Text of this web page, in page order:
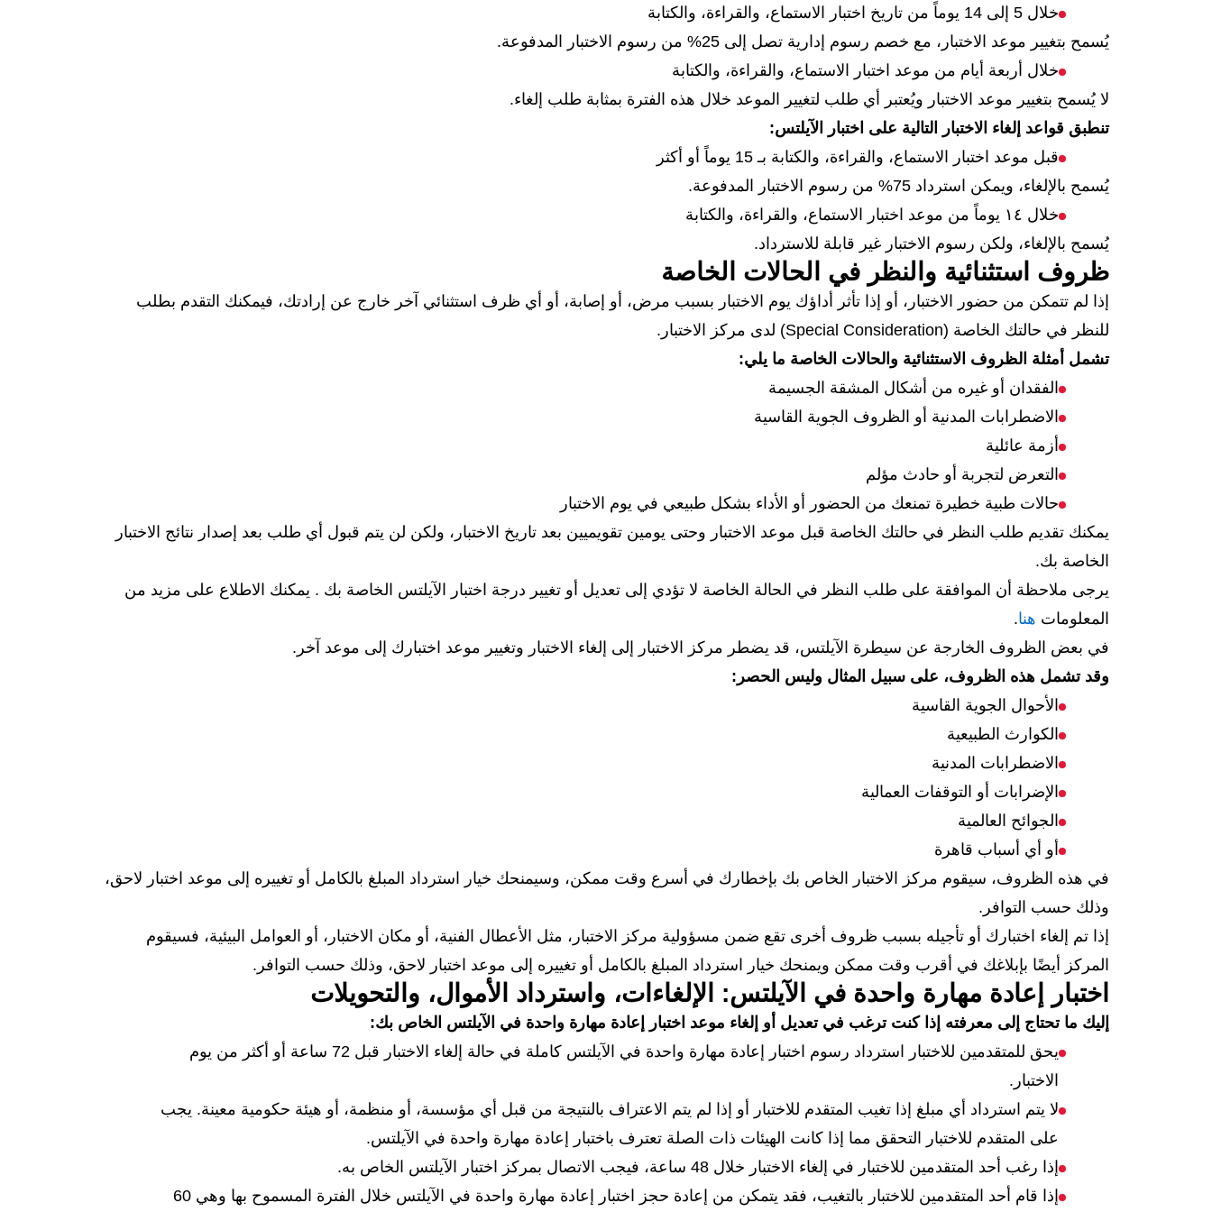
خلال 5 إلى 14 يوماً من تاريخ اختبار الاستماع، والقراءة، والكتابة
يُسمح بتغيير موعد الاختبار، مع خصم رسوم إدارية تصل إلى 25% من رسوم الاختبار المدفوعة.
خلال أربعة أيام من موعد اختبار الاستماع، والقراءة، والكتابة
لا يُسمح بتغيير موعد الاختبار ويُعتبر أي طلب لتغيير الموعد خلال هذه الفترة بمثابة طلب إلغاء.
تنطبق قواعد إلغاء الاختبار التالية على اختبار الآيلتس:
قبل موعد اختبار الاستماع، والقراءة، والكتابة بـ 15 يوماً أو أكثر
يُسمح بالإلغاء، ويمكن استرداد 75% من رسوم الاختبار المدفوعة.
خلال ١٤ يوماً من موعد اختبار الاستماع، والقراءة، والكتابة
يُسمح بالإلغاء، ولكن رسوم الاختبار غير قابلة للاسترداد.
ظروف استثنائية والنظر في الحالات الخاصة
إذا لم تتمكن من حضور الاختبار، أو إذا تأثر أداؤك يوم الاختبار بسبب مرض، أو إصابة، أو أي ظرف استثنائي آخر خارج عن إرادتك، فيمكنك التقدم بطلب
للنظر في حالتك الخاصة (Special Consideration) لدى مركز الاختبار.
تشمل أمثلة الظروف الاستثنائية والحالات الخاصة ما يلي:
الفقدان أو غيره من أشكال المشقة الجسيمة
الاضطرابات المدنية أو الظروف الجوية القاسية
أزمة عائلية
التعرض لتجربة أو حادث مؤلم
حالات طبية خطيرة تمنعك من الحضور أو الأداء بشكل طبيعي في يوم الاختبار
يمكنك تقديم طلب النظر في حالتك الخاصة قبل موعد الاختبار وحتى يومين تقويميين بعد تاريخ الاختبار، ولكن لن يتم قبول أي طلب بعد إصدار نتائج الاختبار
الخاصة بك.
يرجى ملاحظة أن الموافقة على طلب النظر في الحالة الخاصة لا تؤدي إلى تعديل أو تغيير درجة اختبار الآيلتس الخاصة بك . يمكنك الاطلاع على مزيد من
المعلومات هنا.
في بعض الظروف الخارجة عن سيطرة الآيلتس، قد يضطر مركز الاختبار إلى إلغاء الاختبار وتغيير موعد اختبارك إلى موعد آخر.
وقد تشمل هذه الظروف، على سبيل المثال وليس الحصر:
الأحوال الجوية القاسية
الكوارث الطبيعية
الاضطرابات المدنية
الإضرابات أو التوقفات العمالية
الجوائح العالمية
أو أي أسباب قاهرة
في هذه الظروف، سيقوم مركز الاختبار الخاص بك بإخطارك في أسرع وقت ممكن، وسيمنحك خيار استرداد المبلغ بالكامل أو تغييره إلى موعد اختبار لاحق،
وذلك حسب التوافر.
إذا تم إلغاء اختبارك أو تأجيله بسبب ظروف أخرى تقع ضمن مسؤولية مركز الاختبار، مثل الأعطال الفنية، أو مكان الاختبار، أو العوامل البيئية، فسيقوم
المركز أيضًا بإبلاغك في أقرب وقت ممكن ويمنحك خيار استرداد المبلغ بالكامل أو تغييره إلى موعد اختبار لاحق، وذلك حسب التوافر.
اختبار إعادة مهارة واحدة في الآيلتس: الإلغاءات، واسترداد الأموال، والتحويلات
إليك ما تحتاج إلى معرفته إذا كنت ترغب في تعديل أو إلغاء موعد اختبار إعادة مهارة واحدة في الآيلتس الخاص بك:
يحق للمتقدمين للاختبار استرداد رسوم اختبار إعادة مهارة واحدة في الآيلتس كاملة في حالة إلغاء الاختبار قبل 72 ساعة أو أكثر من يوم
الاختبار.
لا يتم استرداد أي مبلغ إذا تغيب المتقدم للاختبار أو إذا لم يتم الاعتراف بالنتيجة من قبل أي مؤسسة، أو منظمة، أو هيئة حكومية معينة. يجب
على المتقدم للاختبار التحقق مما إذا كانت الهيئات ذات الصلة تعترف باختبار إعادة مهارة واحدة في الآيلتس.
إذا رغب أحد المتقدمين للاختبار في إلغاء الاختبار خلال 48 ساعة، فيجب الاتصال بمركز اختبار الآيلتس الخاص به.
إذا قام أحد المتقدمين للاختبار بالتغيب، فقد يتمكن من إعادة حجز اختبار إعادة مهارة واحدة في الآيلتس خلال الفترة المسموح بها وهي 60